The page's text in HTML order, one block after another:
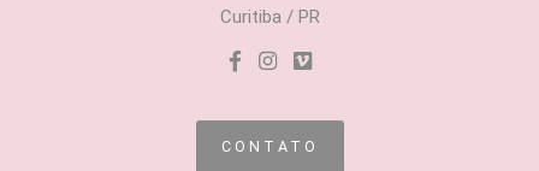
Curitiba / PR
CONTATO